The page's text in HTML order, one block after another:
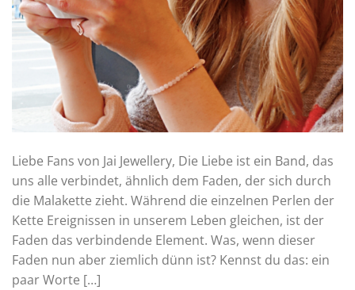
Liebe Fans von Jai Jewellery, Die Liebe ist ein Band, das
uns alle verbindet, ähnlich dem Faden, der sich durch
die Malakette zieht. Während die einzelnen Perlen der
Kette Ereignissen in unserem Leben gleichen, ist der
Faden das verbindende Element. Was, wenn dieser
Faden nun aber ziemlich dünn ist? Kennst du das: ein
paar Worte […]